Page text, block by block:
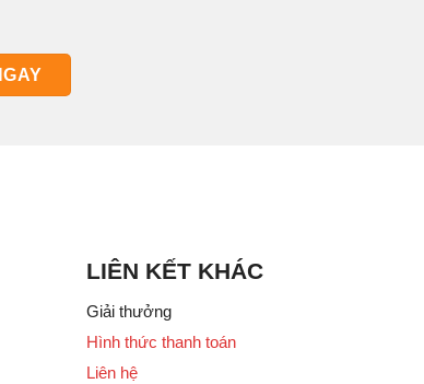
LIÊN KẾT KHÁC
Giải thưởng
Hình thức thanh toán
Liên hệ